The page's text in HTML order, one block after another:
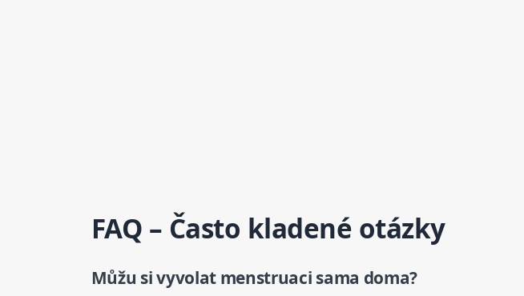
FAQ – Často kladené otázky
Můžu si vyvolat menstruaci sama doma?